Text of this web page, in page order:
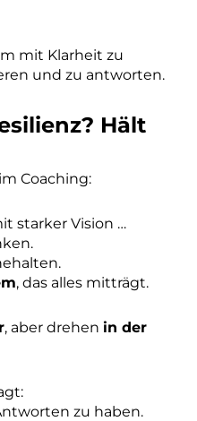
mit Klarheit zu
und zu antworten.
Hält
Coaching:
starker Vision …
, das alles mitträgt.
, aber drehen in der
zu haben.